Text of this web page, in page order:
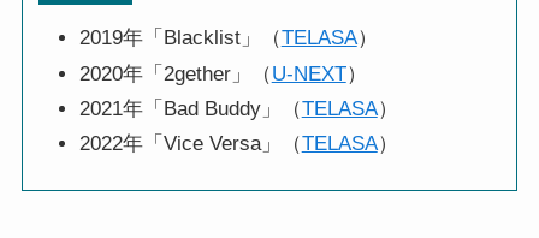
2019年「Blacklist」（TELASA）
2020年「2gether」（U-NEXT）
2021年「Bad Buddy」（TELASA）
2022年「Vice Versa」（TELASA）